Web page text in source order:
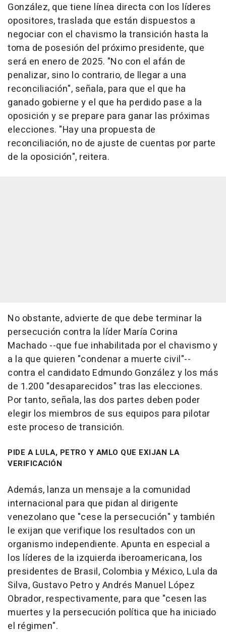
González, que tiene línea directa con los líderes
opositores, traslada que están dispuestos a
negociar con el chavismo la transición hasta la
toma de posesión del próximo presidente, que
será en enero de 2025. "No con el afán de
penalizar, sino lo contrario, de llegar a una
reconciliación", señala, para que el que ha
ganado gobierne y el que ha perdido pase a la
oposición y se prepare para ganar las próximas
elecciones. "Hay una propuesta de
reconciliación, no de ajuste de cuentas por parte
de la oposición", reitera.
No obstante, advierte de que debe terminar la
persecución contra la líder María Corina
Machado --que fue inhabilitada por el chavismo y
a la que quieren "condenar a muerte civil"--
contra el candidato Edmundo González y los más
de 1.200 "desaparecidos" tras las elecciones.
Por tanto, señala, las dos partes deben poder
elegir los miembros de sus equipos para pilotar
este proceso de transición.
PIDE A LULA, PETRO Y AMLO QUE EXIJAN LA
VERIFICACIÓN
Además, lanza un mensaje a la comunidad
internacional para que pidan al dirigente
venezolano que "cese la persecución" y también
le exijan que verifique los resultados con un
organismo independiente. Apunta en especial a
los líderes de la izquierda iberoamericana, los
presidentes de Brasil, Colombia y México, Lula da
Silva, Gustavo Petro y Andrés Manuel López
Obrador, respectivamente, para que "cesen las
muertes y la persecución política que ha iniciado
el régimen".